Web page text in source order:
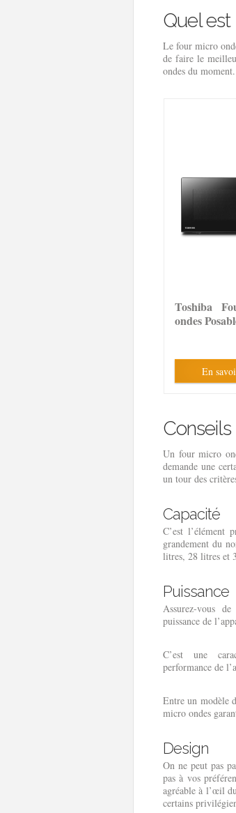
Quel est
Le four micro
de faire le
ondes du
Toshiba
ondes
En
Un four micro
demande une
un tour des
Capacité
C’est l’élément
grandement du
litres, 28 litres et
Puissance
Assurez-vous
puissance de
C’est une
performance de
Entre un modèle
micro ondes
Design
On ne peut pas
pas à vos
agréable à l’œil
certains